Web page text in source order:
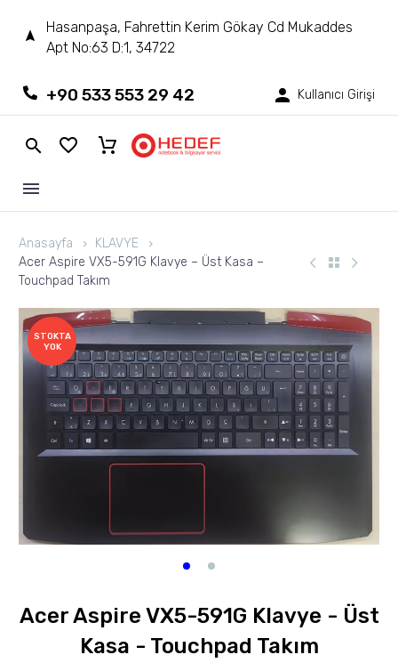
Hasanpaşa, Fahrettin Kerim Gökay Cd Mukaddes
Apt No:63 D:1, 34722
+90 533 553 29 42 Kullanıcı Girişi
Anasayfa
KLAVYE
Acer Aspire VX5-591G Klavye – Üst Kasa –
Touchpad Takım
STOKTA
YOK
Acer Aspire VX5-591G Klavye - Üst
Kasa - Touchpad Takım